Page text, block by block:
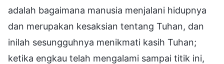
adalah bagaimana manusia menjalani hidupnya
dan merupakan kesaksian tentang Tuhan, dan
inilah sesungguhnya menikmati kasih Tuhan;
ketika engkau telah mengalami sampai titik ini,